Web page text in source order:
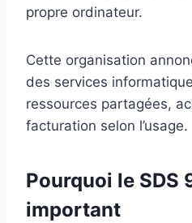
propre ordinateur.
Cette organisation
des services
ressources partagées,
facturation selon l’usage.
Pourquoi le SDS
important